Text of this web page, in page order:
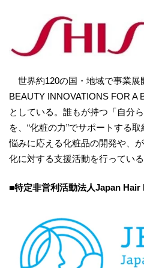
世界約120の国・地域で事業展
BEAUTY INNOVATIONS FOR A
としている。誰もが持つ「自分
を、“化粧の力”でサポートする
悩みに応える化粧品の開発や、
化に対する支援活動を行っている
■特定非営利活動法人Japan